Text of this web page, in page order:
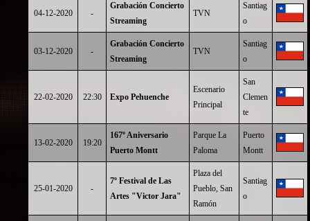
04-12-2020 -
Grabación Concierto
Streaming
TVN
Santiag
o
03-12-2020 -
Grabación Concierto
Streaming
TVN
Santiag
o
22-02-2020 22:30 Expo Pehuenche
Escenario
Principal
San
Clemen
te
13-02-2020 19:20
167º Aniversario
Puerto Montt
Parque La
Paloma
Puerto
Montt
25-01-2020 -
7º Festival de Las
Artes "Victor Jara"
Plaza del
Pueblo, San
Ramón
Santiag
o